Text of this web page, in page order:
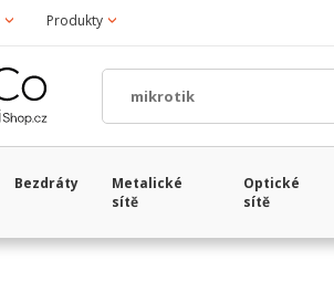
Produkty
Bezdráty
Metalické
sítě
Optické
sítě